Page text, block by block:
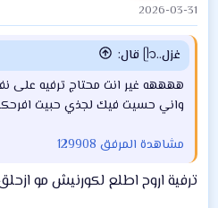
2026-03-31
غزل..ᥫ᭡ قال:
ههههه غير انت محتاج ترفيه على
واني حسيت فيك لجذي حبيت
مشاهدة المرفق 129908
ترفية اروح اطلع لكورنيش مو